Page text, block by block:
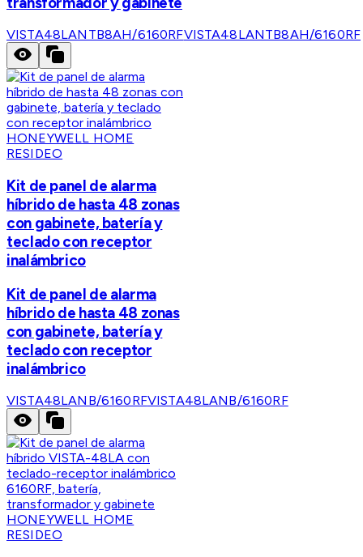
VISTA48LANTB8AH/6160RFVISTA48LANTB8AH/6160RF
HONEYWELL HOME
RESIDEO
Kit de panel de alarma
híbrido de hasta 48 zonas
con gabinete, batería y
teclado con receptor
inalámbrico
Kit de panel de alarma
híbrido de hasta 48 zonas
con gabinete, batería y
teclado con receptor
inalámbrico
VISTA48LANB/6160RFVISTA48LANB/6160RF
HONEYWELL HOME
RESIDEO